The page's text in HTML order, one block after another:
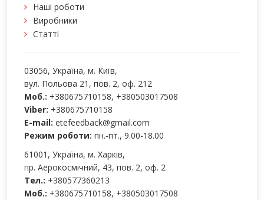
Наші роботи
Виробники
Статті
03056, Україна, м. Київ,
вул. Польова 21, пов. 2, оф. 212
Моб.: +380675710158, +380503017508
Viber: +380675710158
E-mail: etefeedback@gmail.com
Режим роботи: пн.-пт., 9.00-18.00
61001 , Україна, м. Харків,
пр. Аерокосмічний, 43, пов. 2, оф. 2
Тел.: +380577360213
Моб.: +380675710158, +380503017508